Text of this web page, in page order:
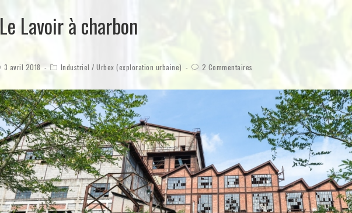
Le Lavoir à charbon
3 avril 2018 Industriel /Urbex (exploration urbaine) 2 Commentaires